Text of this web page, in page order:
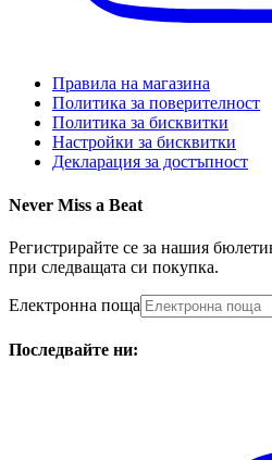
Правила на магазина
Политика за поверителност
Политика за бисквитки
Настройки за бисквитки
Декларация за достъпност
Never Miss a Beat
Регистрирайте се за нашия
при следващата си покупка.
Електронна поща
Последвайте ни: